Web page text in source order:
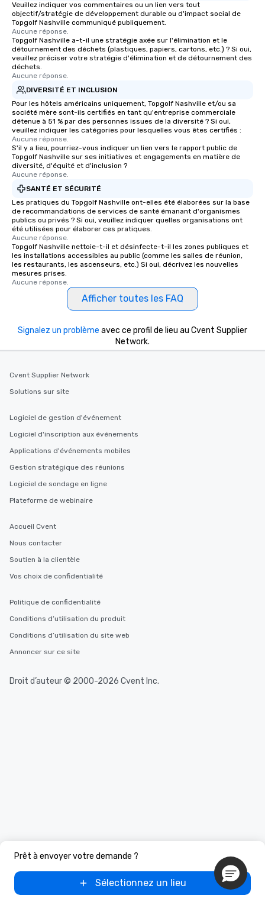
Veuillez indiquer vos commentaires ou un lien vers tout
objectif/stratégie de développement durable ou d'impact social de
Topgolf Nashville communiqué publiquement.
Aucune réponse.
Topgolf Nashville a-t-il une stratégie axée sur l'élimination et le
détournement des déchets (plastiques, papiers, cartons, etc.) ? Si oui,
veuillez préciser votre stratégie d'élimination et de détournement des
déchets.
Aucune réponse.
DIVERSITÉ ET INCLUSION
Pour les hôtels américains uniquement, Topgolf Nashville et/ou sa
société mère sont-ils certifiés en tant qu'entreprise commerciale
détenue à 51 % par des personnes issues de la diversité ? Si oui,
veuillez indiquer les catégories pour lesquelles vous êtes certifiés :
Aucune réponse.
S'il y a lieu, pourriez-vous indiquer un lien vers le rapport public de
Topgolf Nashville sur ses initiatives et engagements en matière de
diversité, d'équité et d'inclusion ?
Aucune réponse.
SANTÉ ET SÉCURITÉ
Les pratiques du Topgolf Nashville ont-elles été élaborées sur la base
de recommandations de services de santé émanant d'organismes
publics ou privés ? Si oui, veuillez indiquer quelles organisations ont
été utilisées pour élaborer ces pratiques.
Aucune réponse.
Topgolf Nashville nettoie-t-il et désinfecte-t-il les zones publiques et
les installations accessibles au public (comme les salles de réunion,
les restaurants, les ascenseurs, etc.) Si oui, décrivez les nouvelles
mesures prises.
Aucune réponse.
Afficher toutes les FAQ
Prêt à envoyer votre demande ?
Sélectionnez un lieu
Signalez un problème avec ce profil de lieu au Cvent Supplier
Network.
Cvent Supplier Network
Solutions sur site
Logiciel de gestion d'événement
Logiciel d'inscription aux événements
Applications d'événements mobiles
Gestion stratégique des réunions
Logiciel de sondage en ligne
Plateforme de webinaire
Accueil Cvent
Nous contacter
Soutien à la clientèle
Vos choix de confidentialité
Politique de confidentialité
Conditions d’utilisation du produit
Conditions d’utilisation du site web
Annoncer sur ce site
Droit d’auteur © 2000-2026 Cvent Inc.